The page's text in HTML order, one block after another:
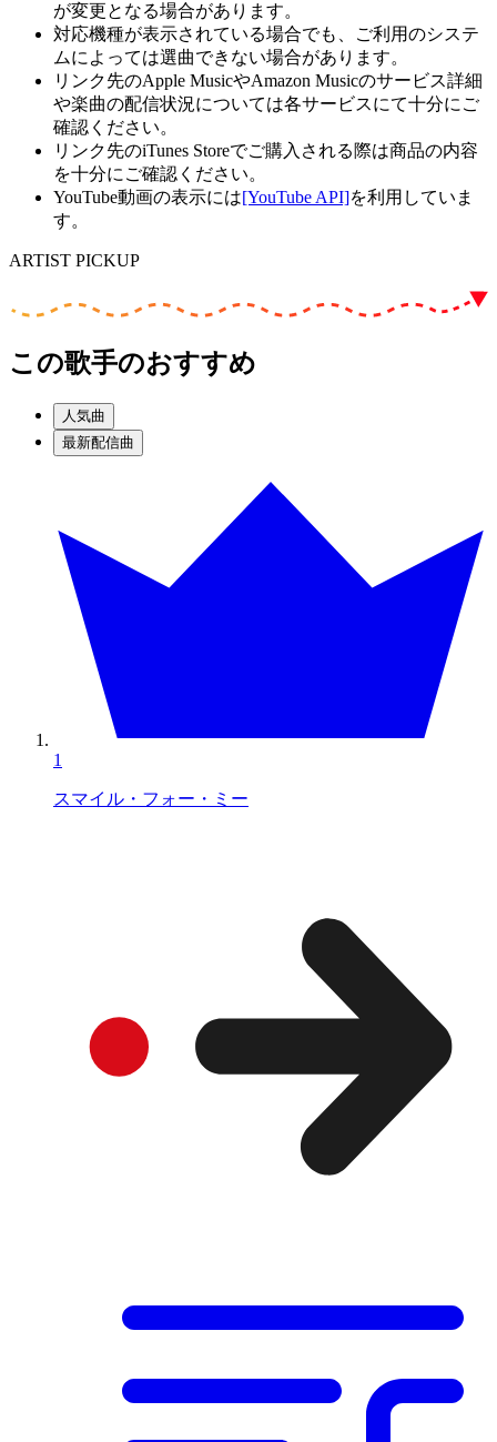
が変更となる場合があります。
対応機種が表示されている場合でも、ご利用のシステ
ムによっては選曲できない場合があります。
リンク先のApple MusicやAmazon Musicのサービス詳細
や楽曲の配信状況については各サービスにて十分にご
確認ください。
リンク先のiTunes Storeでご購入される際は商品の内容
を十分にご確認ください。
YouTube動画の表示には[YouTube API]を利用していま
す。
ARTIST PICKUP
この歌手のおすすめ
人気曲
最新配信曲
1
スマイル・フォー・ミー